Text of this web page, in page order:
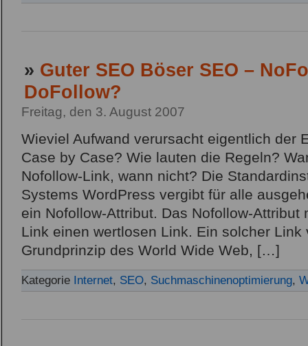
» Guter SEO Böser SEO –
DoFollow?
Freitag, den 3. August 2007
Wieviel Aufwand verursacht eigentlich der
Case by Case? Wie lauten die Regeln?
Nofollow-Link, wann nicht? Die
Systems WordPress vergibt für alle
ein Nofollow-Attribut. Das Nofollow-Attribut
Link einen wertlosen Link. Ein solcher
Grundprinzip des World Wide Web, […]
Kategorie Internet, SEO, Suchmaschinenoptimierung,